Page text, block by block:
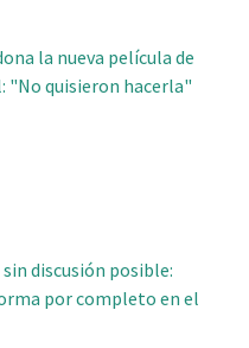
la nueva película de
"No quisieron hacerla"
discusión posible:
por completo en el